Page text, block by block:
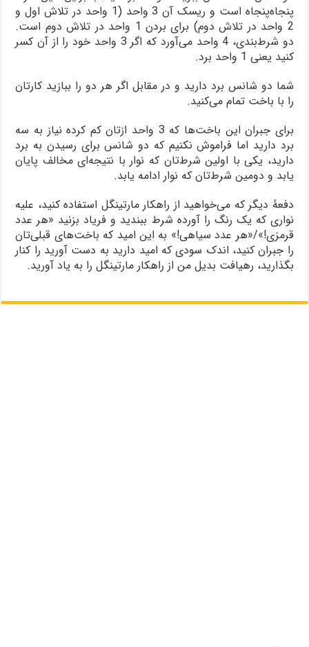
پنجاه‌پنجاه است و ریسک آن 3 واحد (1 واحد در تلاش اول و
2 واحد در تلاش دوم) برای بردن 1 واحد در تلاش دوم است.
دو شرط‌بندی، 4 واحد می‌آورد که اگر 3 واحد خود را از آن کسر
کنید یعنی 1 واحد برد.
شما دو شانس برد دارید و در مقابل اگر هر دو را ببازید کارتان
را با باخت تمام می‌کنید.
برای جبران این باخت‌ها که 3 واحد ازتان کم کرده نیاز به سه
برد دارید اما فراموش نکنیم که دو شانس برای رسیدن به برد
دارید، یکی با اولین شرط‌تان که نوار با نتیجه‌ای مخالف پایان
یابد و دومین شرط‌تان که نوار ادامه یابد.
دفعۀ دیگر که می‌خواهید از راهکار مارتینگل استفاده کنید، علیه
نواری که یک رنگ را آورده شرط ببندید و فریاد بزنید «هر عدد
قرمزی!»/«هر عدد سیاهی!» به این امید که باخت‌های قبلی‌تان
را جبران کنید، اندک سودی که امید دارید به دست آورید را کنار
بگذارید، رهیافت بدیل من از راهکار مارتینگل را به یاد آورید.